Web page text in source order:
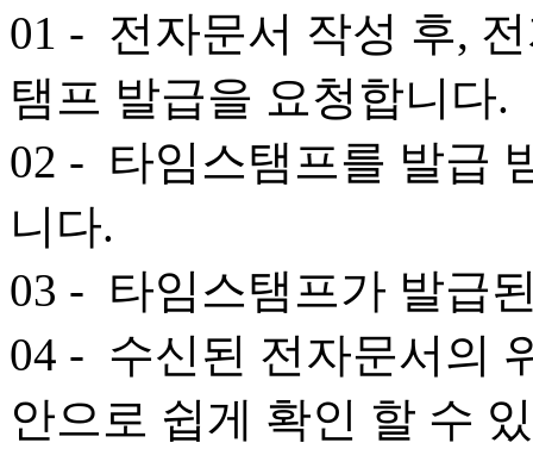
01 - 전자문서 작성 후,
탬프 발급을 요청합니다.
02 - 타임스탬프를 발급
니다.
03 - 타임스탬프가 발급
04 - 수신된 전자문서의
안으로 쉽게 확인 할 수